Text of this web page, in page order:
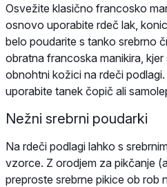
Osvežite klasično francosko
osnovo uporabite rdeč lak,
belo poudarite s tanko srebrno
obratna francoska manikira,
obnohtni kožici na rdeči
uporabite tanek čopič ali
Nežni srebrni poudarki
Na rdeči podlagi lahko s
vzorce. Z orodjem za pikčanje
preproste srebrne pikice ob rob